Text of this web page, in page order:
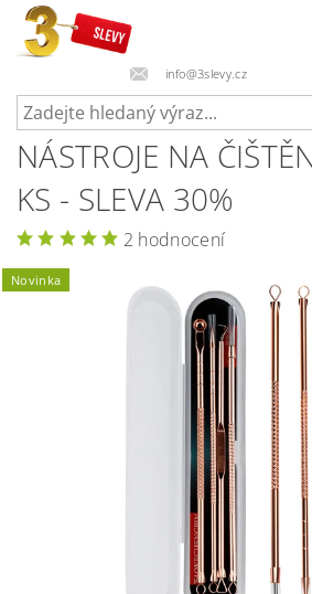
info@3slevy.cz
NÁSTROJE NA
KS - SLEVA 30%
2 hodnocení
Novinka